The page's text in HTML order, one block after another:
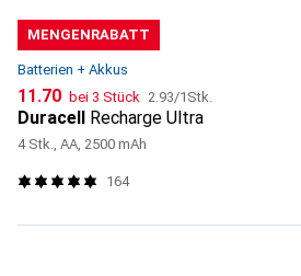
MENGENRABATT
Batterien + Akkus
CHF
11.70 bei 3 Stück CHF
2.93/1Stk.
Duracell Recharge Ultra
4 Stk., AA, 2500 mAh
164